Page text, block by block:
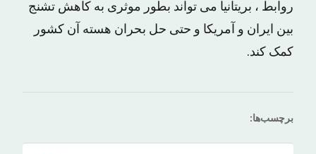
روابط ، بریتانیا می تواند بطور موثری به کاهش تشنج
بین ایران و آمریکا و حتی حل بحران هسته آن کشور
کمک کند.
برچسب‌ها: